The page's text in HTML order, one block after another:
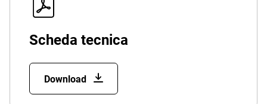
Scheda tecnica
Download